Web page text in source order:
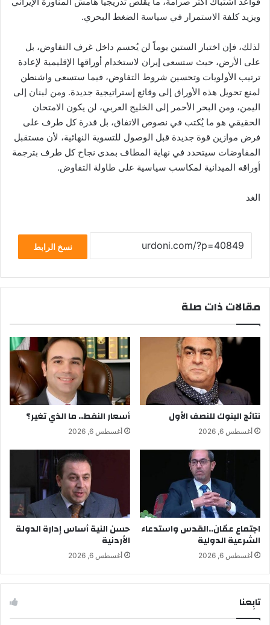
ويزيد كلفة الاستمرار في سياسة الضغط البحري.
لذلك، فإن اختبار الستين يوماً لن يُحسم داخل غرف التفاوض، بل
على الأرض، حيث ستسعى إيران لاستخدام أوراقها الإقليمية لإعادة
ترتيب الأولويات وتحسين شروط التفاوض، فيما ستسعى واشنطن
لمنع تحويل هذه الأوراق إلى وقائع إستراتيجية جديدة. ومن لبنان إلى
اليمن، ومن البحر الأحمر إلى الخليج العربي، لن يكون الامتحان
الحقيقي هو ما يُكتب في نصوص الاتفاق، بل قدرة كل طرف على
فرض موازين قوة جديدة قبل الوصول للتسوية النهائية، لأن مستقبل
المفاوضات سيتحدد في نهاية المطاف بمدى نجاح كل طرف بترجمة
أوراقه الميدانية لمكاسب سياسية على طاولة التفاوض.
الغد
نسخ الرابط
مقالات ذات صلة
نتائج البنوك للنصف الأول
أغسطس 6, 2026
أسعار النفط.. ما الذي تغير؟
أغسطس 6, 2026
اجتماع عمّان..القدس واستدعاء
الشرعية الدولية
أغسطس 6, 2026
حسن النية أساس إدارة الدولة
الأردنية
أغسطس 6, 2026
تابِعنا